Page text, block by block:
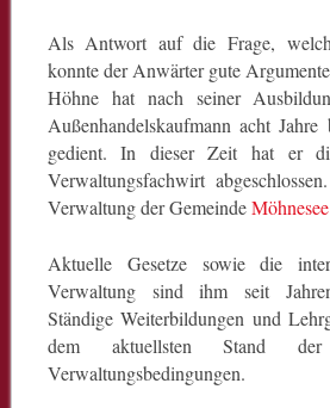
Als Antwort auf die Frage,
konnte der Anwärter gute
Höhne hat nach seiner
Außenhandelskaufmann acht
gedient. In dieser Zeit hat er
Verwaltungsfachwirt
Verwaltung der GemeindeMöhnesee
Aktuelle Gesetze sowie die
Verwaltung sind ihm seit
Ständige Weiterbildungen und
dem aktuellsten Stand
Verwaltungsbedingungen.